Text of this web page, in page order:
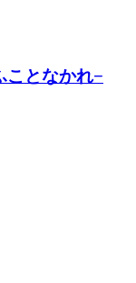
ことなかれ−